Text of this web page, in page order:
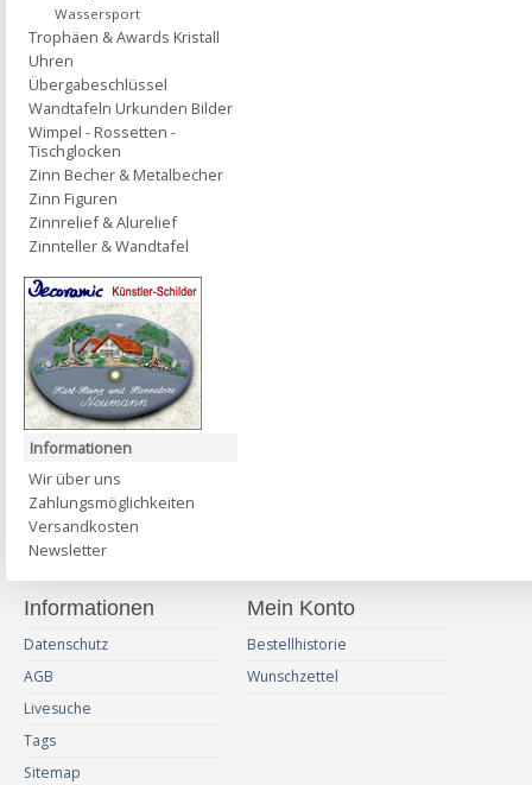
Wassersport
Trophäen & Awards Kristall
Uhren
Übergabeschlüssel
Wandtafeln Urkunden Bilder
Wimpel - Rossetten -
Tischglocken
Zinn Becher & Metalbecher
Zinn Figuren
Zinnrelief & Alurelief
Zinnteller & Wandtafel
Informationen
Wir über uns
Zahlungsmöglichkeiten
Versandkosten
Newsletter
Informationen
Datenschutz
AGB
Livesuche
Tags
Sitemap
Mein Konto
Bestellhistorie
Wunschzettel